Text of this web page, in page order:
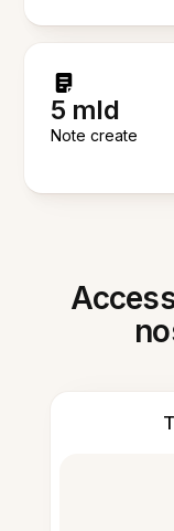
5 mld
Note create